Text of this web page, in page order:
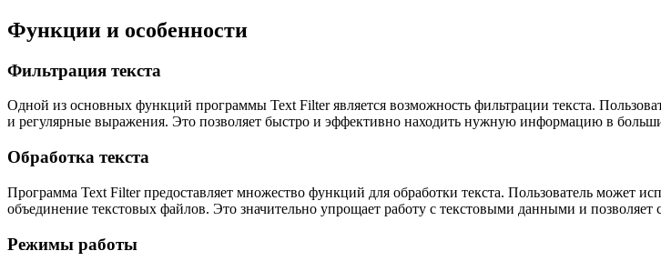
Функции и особенности
Фильтрация текста
Одной из основных функций программы Text Filter является возможность фильтрации текста.
и регулярные выражения. Это позволяет быстро и эффективно находить нужную информацию в
Обработка текста
Программа Text Filter предоставляет множество функций для обработки текста. Пользователь может
объединение текстовых файлов. Это значительно упрощает работу с текстовыми данными и позволяет
Режимы работы